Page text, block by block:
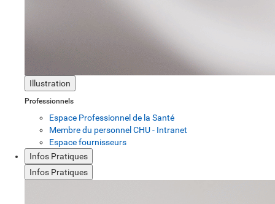
Illustration
Professionnels
Espace Professionnel de la Santé
Membre du personnel CHU - Intranet
Espace fournisseurs
Infos Pratiques
Infos Pratiques